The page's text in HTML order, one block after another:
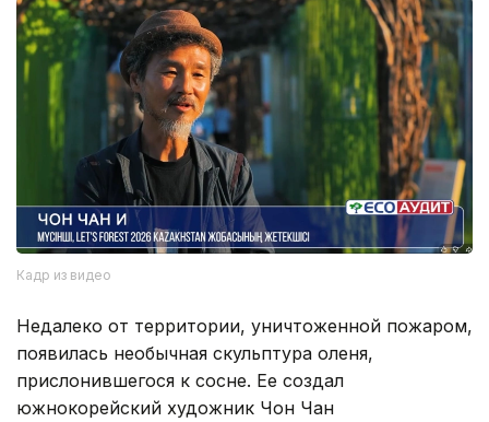
Кадр из видео
Недалеко от территории, уничтоженной пожаром,
появилась необычная скульптура оленя,
прислонившегося к сосне. Ее создал
южнокорейский художник Чон Чан